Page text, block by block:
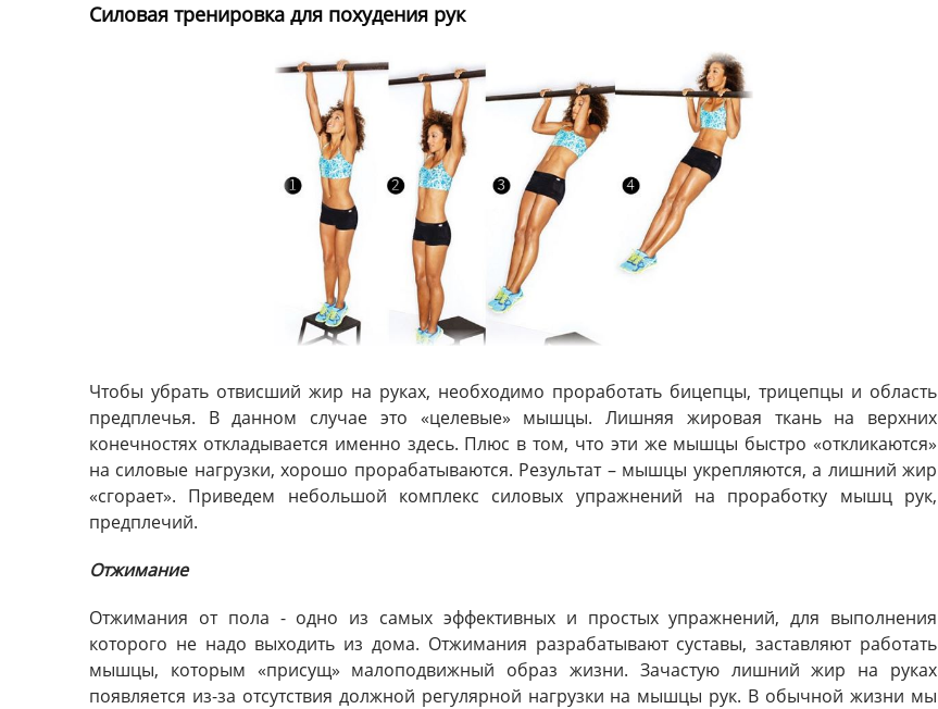
Силовая тренировка для похудения рук
Чтобы убрать отвисший жир на руках, необходимо проработать бицепцы, трицепцы и область
предплечья. В данном случае это «целевые» мышцы. Лишняя жировая ткань на верхних
конечностях откладывается именно здесь. Плюс в том, что эти же мышцы быстро «откликаются»
на силовые нагрузки, хорошо прорабатываются. Результат – мышцы укрепляются, а лишний жир
«сгорает». Приведем небольшой комплекс силовых упражнений на проработку мышц рук,
предплечий.
Отжимание
Отжимания от пола - одно из самых эффективных и простых упражнений, для выполнения
которого не надо выходить из дома. Отжимания разрабатывают суставы, заставляют работать
мышцы, которым «присущ» малоподвижный образ жизни. Зачастую лишний жир на руках
появляется из-за отсутствия должной регулярной нагрузки на мышцы рук. В обычной жизни мы